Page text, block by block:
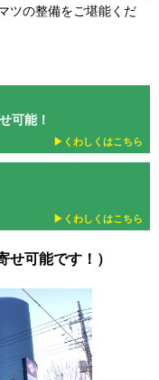
ツの整備をご堪能くだ
可能！
▶︎くわしくはこちら
▶︎くわしくはこちら
可能です！）